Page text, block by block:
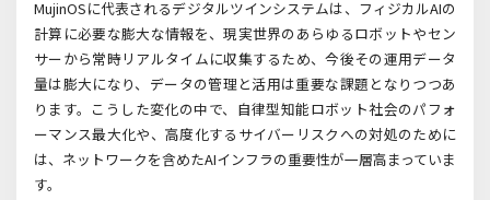
MujinOSに代表されるデジタルツインシステムは、フィジカルAIの
計算に必要な膨大な情報を、現実世界のあらゆるロボットやセン
サーから常時リアルタイムに収集するため、今後その運用データ
量は膨大になり、データの管理と活用は重要な課題となりつつあ
ります。こうした変化の中で、自律型知能ロボット社会のパフォ
ーマンス最大化や、高度化するサイバーリスクへの対処のために
は、ネットワークを含めたAIインフラの重要性が一層高まっていま
す。